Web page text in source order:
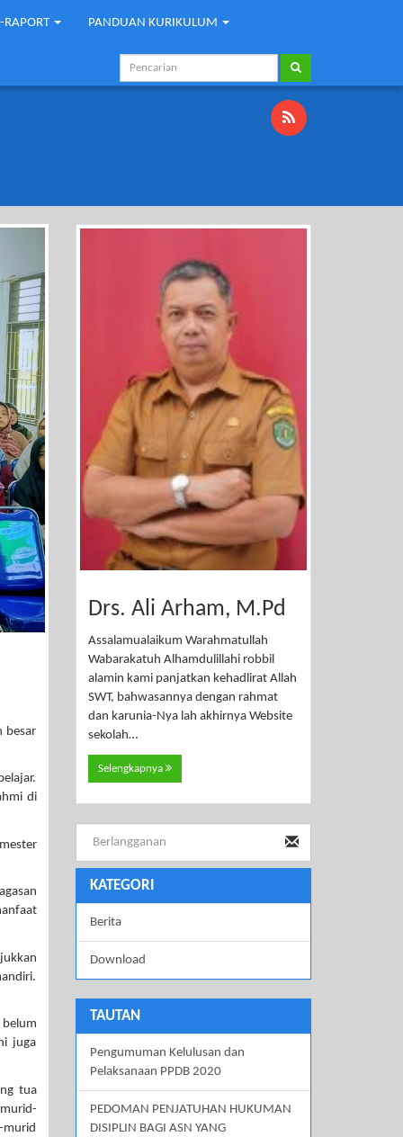
RAPORT PANDUAN KURIKULUM
besar
di
juga
tua
murid
Drs. Ali Arham, M.Pd
Assalamualaikum Warahmatullah
Wabarakatuh Alhamdulillahi robbil
alamin kami panjatkan kehadlirat Allah
SWT, bahwasannya dengan rahmat
dan karunia-Nya lah akhirnya Website
sekolah…
Selengkapnya
KATEGORI
Berita
Download
TAUTAN
Pengumuman Kelulusan dan
Pelaksanaan PPDB 2020
PEDOMAN PENJATUHAN HUKUMAN
DISIPLIN BAGI ASN YANG